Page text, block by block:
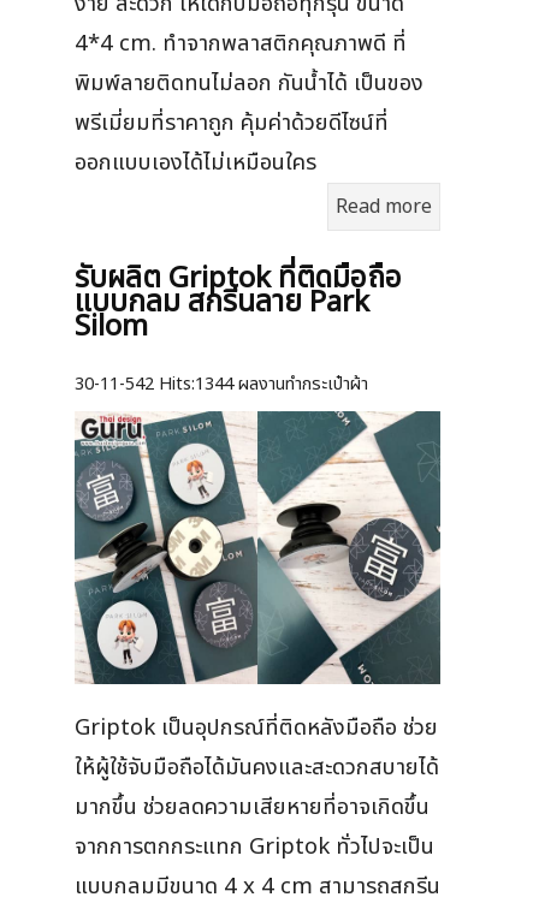
4*4 cm. ทำจากพลาสติกคุณภาพดี ที่
พิมพ์ลายติดทนไม่ลอก กันน้ำได้ เป็นของ
พรีเมี่ยมที่ราคาถูก คุ้มค่าด้วยดีไซน์ที่
ออกแบบเองได้ไม่เหมือนใคร
Read more
รับผลิต Griptok ที่ติดมือถือ
แบบกลม สกรีนลาย Park
Silom
30-11-542 Hits:1344 ผลงานทำกระเป๋าผ้า
Griptok เป็นอุปกรณ์ที่ติดหลังมือถือ ช่วย
ให้ผู้ใช้จับมือถือได้มันคงและสะดวกสบายได้
มากขึ้น ช่วยลดความเสียหายที่อาจเกิดขึ้น
จากการตกกระแทก Griptok ทั่วไปจะเป็น
แบบกลมมีขนาด 4 x 4 cm สามารถสกรีน